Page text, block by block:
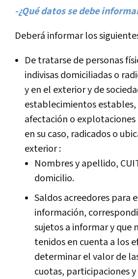
-¿Qué datos se debe
Deberá informar los
De tratarse de personas
indivisas domiciliadas o
y en el exterior y de
establecimientos
afectación o
en su caso, radicados o
exterior :
Nombres y apellido,
domicilio.
Saldos acreedores para
información,
sujetos a informar y que
tenidos en cuenta a los
determinar el valor de
cuotas, participaciones